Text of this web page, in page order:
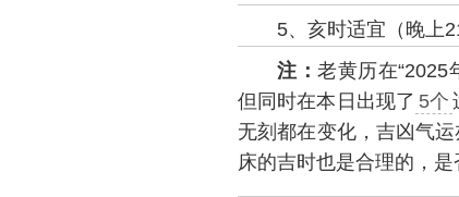
5、亥时适宜（晚上
注：老黄历在“2025
但同时在本日出现了 5个
无刻都在变化，吉凶气
床的吉时也是合理的，是